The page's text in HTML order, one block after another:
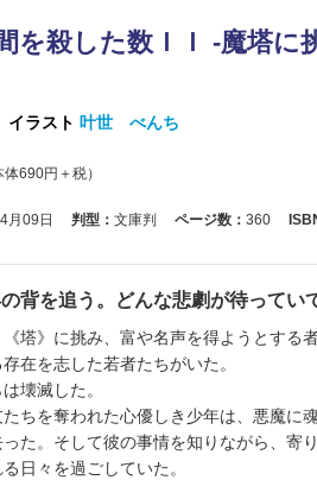
を殺した数ＩＩ ‐魔塔に
イラスト 叶世 べんち
体690円＋税）
月09日 判型： 文庫判 ページ数： 360
背を追う。どんな悲劇が待ってい
塔》に挑み、富や名声を得ようとす
在を志した若者たちがいた。
壊滅した。
ちを奪われた心優しき少年は、悪魔に
た。そして彼の事情を知りながら、寄
日々を過ごしていた。